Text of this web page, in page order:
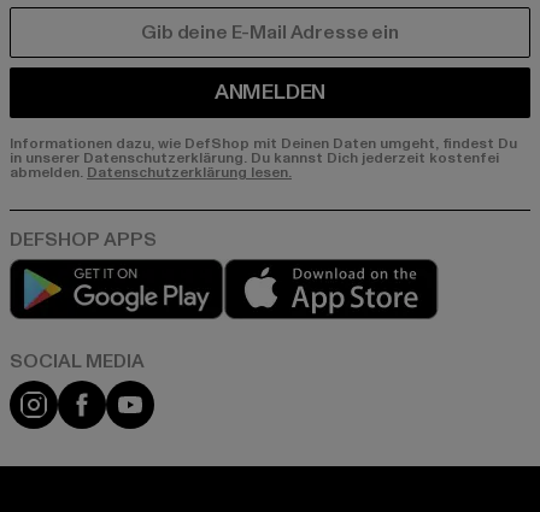
ANMELDEN
Informationen dazu, wie DefShop mit Deinen Daten umgeht, findest Du
in unserer Datenschutzerklärung. Du kannst Dich jederzeit kostenfei
abmelden. Datenschutzerklärung lesen.
Play market
Instagram
FacebookYouTube